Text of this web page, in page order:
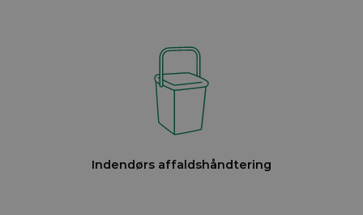
Indendørs affaldshåndtering